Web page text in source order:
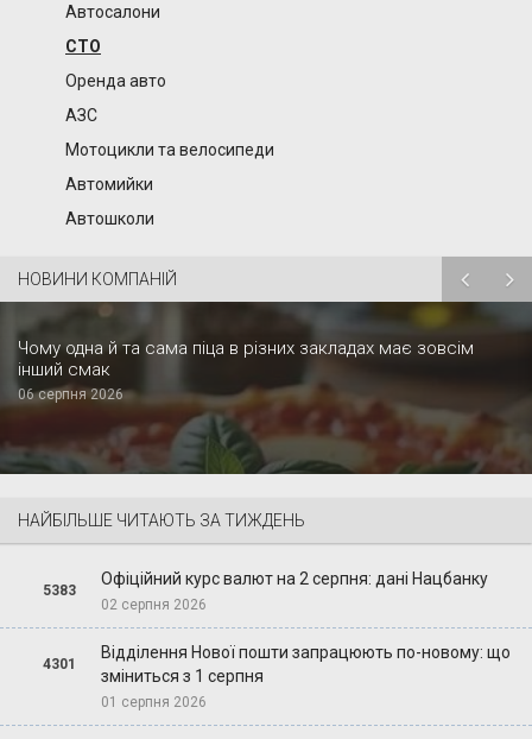
Автосалони
СТО
Оренда авто
АЗС
Мотоцикли та велосипеди
Автомийки
Автошколи
НОВИНИ КОМПАНІЙ
Чому одна й та сама піца в різних закладах має зовсім
інший смак
06 серпня 2026
НАЙБІЛЬШЕ ЧИТАЮТЬ ЗА ТИЖДЕНЬ
5383
Офіційний курс валют на 2 серпня: дані Нацбанку
02 серпня 2026
4301
Відділення Нової пошти запрацюють по-новому: що
зміниться з 1 серпня
01 серпня 2026